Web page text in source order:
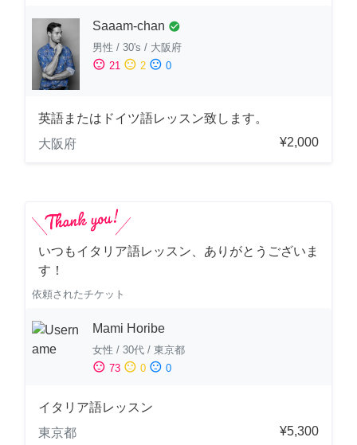
Saaam-chan check_circle
男性 / 30's / 大阪府
sentiment_satisfied 21 sentiment_neutral 2 sentiment_dissatisfied 0
英語またはドイツ語レッスン致します。
大阪府
¥2,000
いつもイタリア語レッスン、ありがとうございま
す！
依頼されたチケット
Mami Horibe
女性 / 30代 / 東京都
sentiment_satisfied 73 sentiment_neutral 0 sentiment_dissatisfied 0
イタリア語レッスン
東京都
¥5,300